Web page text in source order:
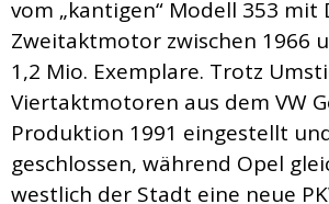
vom „kantigen“ Modell 353 mit
Zweitaktmotor zwischen 1966
1,2 Mio. Exemplare. Trotz
Viertaktmotoren aus dem VW
Produktion 1991 eingestellt
geschlossen, während Opel
westlich der Stadt eine neue